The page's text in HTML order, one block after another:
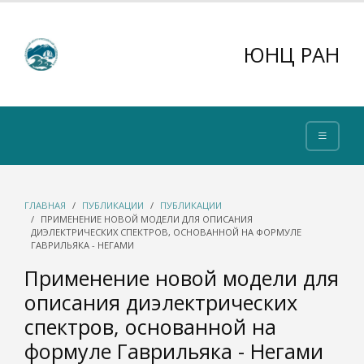
ЮНЦ РАН
ГЛАВНАЯ ПУБЛИКАЦИИ
ПУБЛИКАЦИИ
ПРИМЕНЕНИЕ НОВОЙ МОДЕЛИ ДЛЯ ОПИСАНИЯ
ДИЭЛЕКТРИЧЕСКИХ СПЕКТРОВ, ОСНОВАННОЙ НА ФОРМУЛЕ
ГАВРИЛЬЯКА - НЕГАМИ
Применение новой модели для
описания диэлектрических
спектров, основанной на
формуле Гаврильяка - Негами